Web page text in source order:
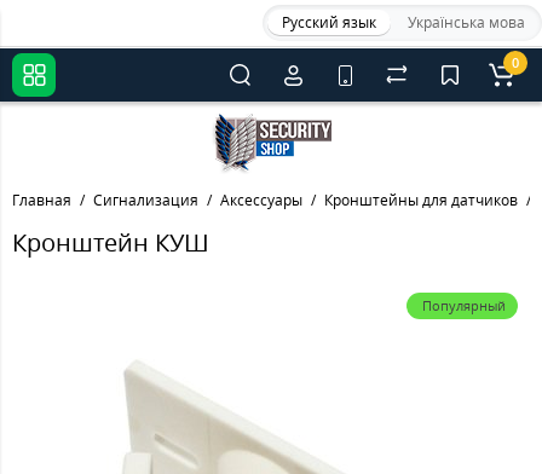
Русский язык Українська мова
0
Главная Сигнализация Аксессуары Кронштейны для датчиков
Кронштейн КУШ
Популярный